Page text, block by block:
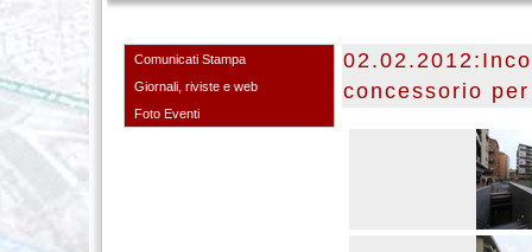
Comunicati Stampa
Giornali, riviste e web
Foto Eventi
concessorio